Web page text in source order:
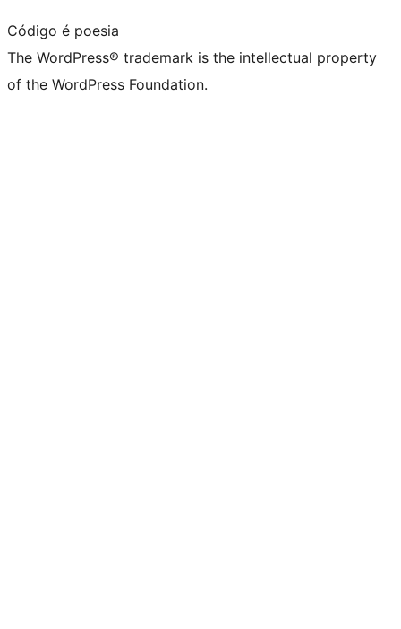
Código é poesia
The WordPress® trademark is the intellectual property
of the WordPress Foundation.